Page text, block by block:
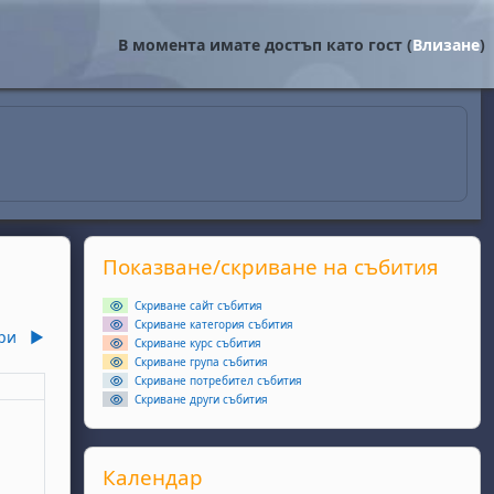
В момента имате достъп като гост (Влизане)
▶︎
4 октомвринеделя, 5 октомври
Supplementary blocks
Прескочи Показване/скриване на събития
Показване/скриване на събития
Скриване сайт събития
Скриване категория събития
Скриване курс събития
Скриване група събития
Скриване потребител събития
Скриване други събития
Прескочи Календар
Календар